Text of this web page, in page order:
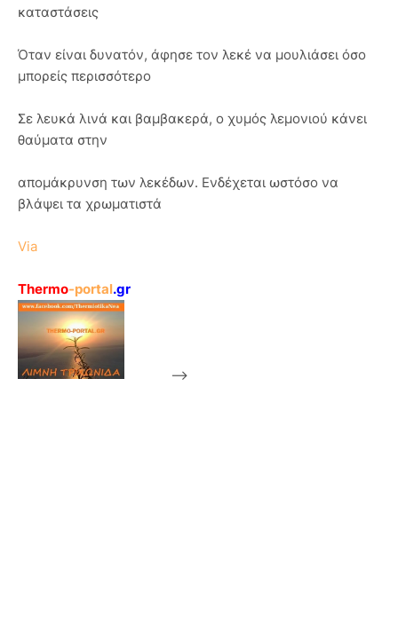
καταστάσεις
Όταν είναι δυνατόν, άφησε τον λεκέ να μουλιάσει όσο
μπορείς περισσότερο
Σε λευκά λινά και βαμβακερά, ο χυμός λεμονιού κάνει
θαύματα στην
απομάκρυνση των λεκέδων. Ενδέχεται ωστόσο να
βλάψει τα χρωματιστά
Via
Thermo-portal.gr
-->